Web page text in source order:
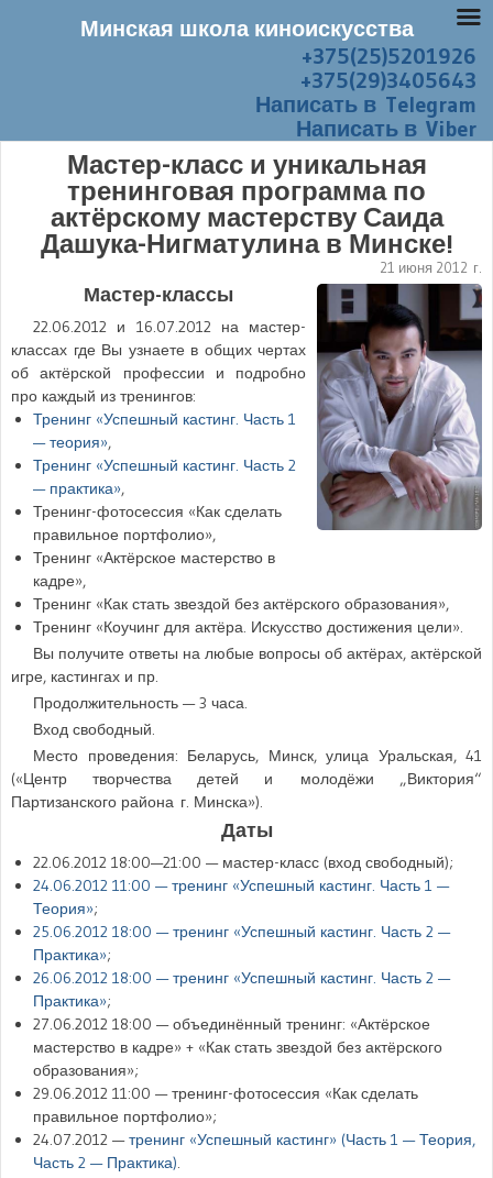
+375(25)5201926
+375(29)3405643
Написать в Telegram
Написать в Viber
Мастер-класс и уникальная
тренинговая программа по
актёрскому мастерству Саида
Дашука-Нигматулина в Минске!
21 июня 2012 г.
Мастер-классы
22.06.2012 и 16.07.2012на мастер-
классах где Вы узнаете в общих чертах
об актёрской профессии и подробно
про каждый из тренингов:
Тренинг «Успешный кастинг. Часть 1
— теория»,
Тренинг «Успешный кастинг. Часть 2
— практика»,
Тренинг-фотосессия «Как сделать
правильное портфолио»,
Тренинг «Актёрское мастерство в
кадре»,
Тренинг «Как стать звездой без актёрского образования»,
Тренинг «Коучинг для актёра. Искусство достижения цели».
Вы получите ответы на любые вопросы об актёрах, актёрской
игре, кастингах и пр.
Продолжительность — 3 часа.
Вход свободный.
Место проведения: Беларусь, Минск, улица Уральская, 41
(«Центр творчества детей и молодёжи „Виктория“
Партизанского района г. Минска»).
Даты
22.06.2012 18:00—21:00 — мастер-класс (вход свободный);
24.06.2012 11:00 — тренинг «Успешный кастинг. Часть 1 —
Теория»;
25.06.2012 18:00 — тренинг «Успешный кастинг. Часть 2 —
Практика»;
26.06.2012 18:00 — тренинг «Успешный кастинг. Часть 2 —
Практика»;
27.06.2012 18:00 — объединённый тренинг: «Актёрское
мастерство в кадре» + «Как стать звездой без актёрского
образования»;
29.06.2012 11:00 — тренинг-фотосессия «Как сделать
правильное портфолио»;
24.07.2012 —тренинг «Успешный кастинг» (Часть 1 — Теория,
Часть 2 — Практика).
Минская школа киноискусства